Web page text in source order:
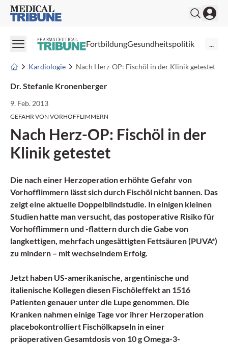
Medical Tribune
PHARMACEUTICAL FortbildungGesundheitspolitik ...
Kardiologie Nach Herz-OP: Fischöl in der Klinik getestet
Dr. Stefanie Kronenberger
9. Feb. 2013
GEFAHR VON VORHOFFLIMMERN
Nach Herz-OP: Fischöl in der
Klinik getestet
Die nach einer Herzoperation erhöhte Gefahr von
Vorhofflimmern lässt sich durch Fischöl nicht bannen. Das
zeigt eine aktuelle Doppelblindstudie. In einigen kleinen
Studien hatte man versucht, das postoperative Risiko für
Vorhofflimmern und -flattern durch die Gabe von
langkettigen, mehrfach ungesättigten Fettsäuren (PUVA*)
zu mindern – mit wechselndem Erfolg.
Jetzt haben US-amerikanische, argentinische und
italienische Kollegen diesen Fischöleffektan 1516
Patienten genauer unter die Lupe genommen. Die
Kranken nahmen einige Tage vor ihrer Herz­operation
placebokontrolliert Fischölkapseln in einer
präoperativen Gesamtdosis von 10 g Omega-3-